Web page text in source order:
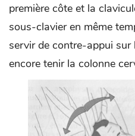
première côte et la
sous-clavier en même
servir de contre-appui sur
encore tenir la colonne